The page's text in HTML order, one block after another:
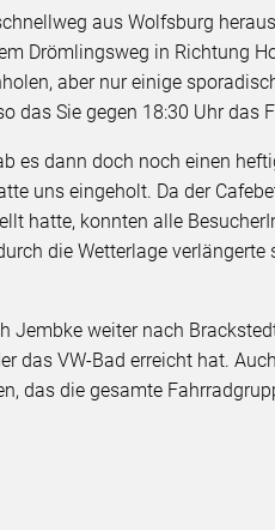
aus Wolfsburg
Drömlingsweg in Richtung
aber nur einige
das Sie gegen 18:30 Uhr das
es dann doch noch einen
uns eingeholt. Da der
hatte, konnten alle
die Wetterlage
Jembke weiter nach
das VW-Bad erreicht hat.
das die gesamte